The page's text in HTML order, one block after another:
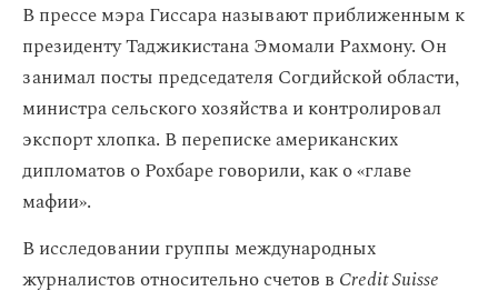
В прессе мэра Гиссара называют приближенным к
президенту Таджикистана Эмомали Рахмону. Он
занимал посты председателя Согдийской области,
министра сельского хозяйства и контролировал
экспорт хлопка. В переписке американских
дипломатов о Рохбаре говорили, как о «главе
мафии».
В исследовании группы международных
журналистов относительно счетов в Credit Suisse